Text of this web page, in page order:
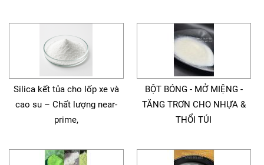
Silica kết tủa cho lốp xe và
cao su – Chất lượng near-
prime,
BỘT BÓNG - MỞ MIỆNG -
TĂNG TRƠN CHO NHỰA &
THỔI TÚI